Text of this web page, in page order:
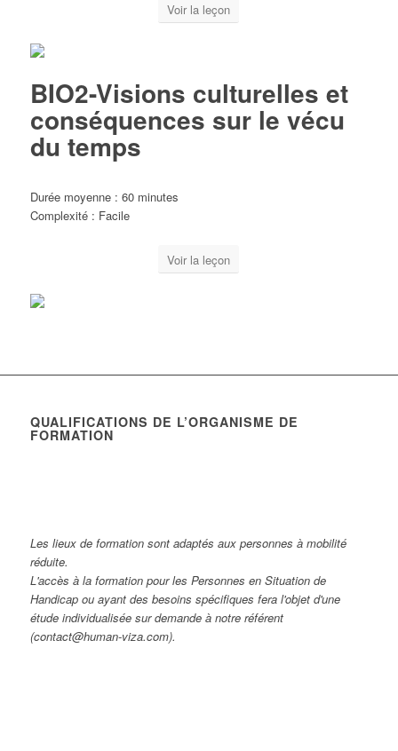
Voir la leçon
BIO2-Visions culturelles et
conséquences sur le vécu
du temps
Durée moyenne : 60 minutes
Complexité : Facile
Voir la leçon
QUALIFICATIONS DE L’ORGANISME DE
FORMATION
Les lieux de formation sont adaptés aux personnes à mobilité
réduite.
L'accès à la formation pour les Personnes en Situation de
Handicap ou ayant des besoins spécifiques fera l'objet d'une
étude individualisée sur demande à notre référent
(contact@human-viza.com).